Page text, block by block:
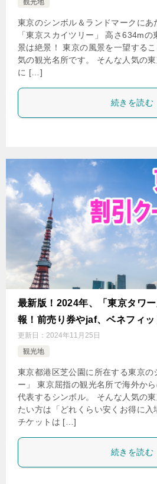
観光地
東京のシンボル＆ランドマークにあ
「東京スカイツリー」 高さ634m
景は絶景！ 東京の風景を一望する
気の観光名所です。 そんな人気の
に […]
続きを読む
最新版！2024年、「東京タワ
報！前売り券やjaf、ベネフィッ
更新日： 2024年11月25日
観光地
東京都港区芝公園に所在する東京の
ー」 東京屈指の観光名所で海外か
代表するシンボル。 そんな人気の
たい方は「どれくらい安くお得に入
チケットは […]
続きを読む